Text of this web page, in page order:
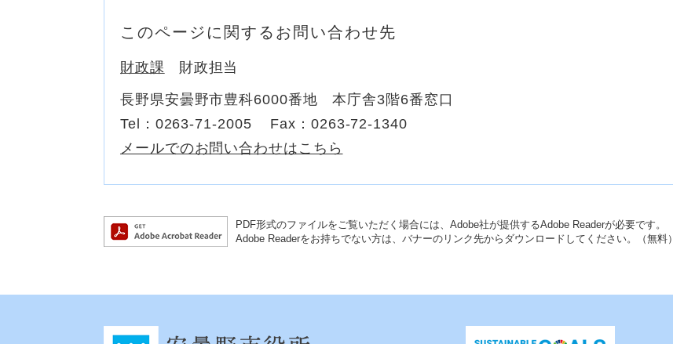
このページに関するお問い合わせ先
財政課 財政担当
長野県安曇野市豊科6000番地 本庁舎3階6番窓口
Tel：0263-71-2005
Fax：0263-72-1340
メールでのお問い合わせはこちら
PDF形式のファイルをご覧いただく場合には、Adobe社が提供するAdobe Readerが必要です。
Adobe Readerをお持ちでない方は、バナーのリンク先からダウンロードしてください。（無料）